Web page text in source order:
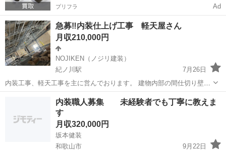
プリフラ Ad
急募‼️内装仕上げ工事 軽天屋さん
月収210,000円
NOJIKEN（ノジリ建装）
紀ノ川駅
7月26日
内装工事、軽天工事を主に営んでおります。 建物内部の間仕切り壁や
天井の下地を軽い鉄で作り、そこにボードを貼っていく仕事です。 無
から空間を作り上げていくのでやりがいや達成感もあり 毎日違う作業
なので飽きもなく、楽しさもすぐに...
和歌山市 紀ノ川駅 内装職人 社員
内装職人募集 未経験者でも丁寧に教えま
す
月収320,000円
坂本健装
和歌山市
9月22日